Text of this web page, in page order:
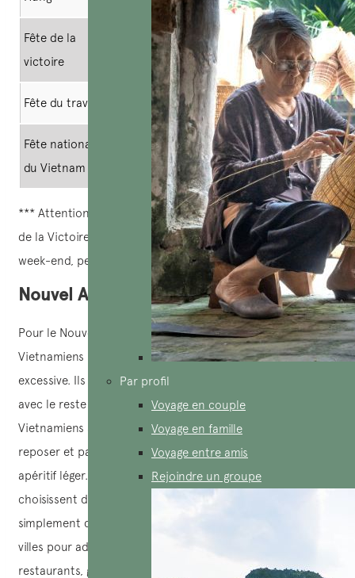
Par profil
Voyage en couple
Voyage en famille
Voyage entre amis
Rejoindre un groupe
Fête de la
victoire
30 avril 2024 30 avril 2025
Fête du travail 1er mai 2024 1er mai 2025
Fête nationale
du Vietnam
2 septembre
2 septembre 2025
*** Attention : La durée totale des vacances pour la Fête
de la Victoire et la Fête du Travail, y compris les jours de
week-end, peut atteindre jusqu’à 4-5 jours.
Nouvel An international
Pour le Nouvel An du calendrier grégorien, le 1er janvier, les
Vietnamiens ne lui accordent pas une importance
excessive. Ils n’ont qu’un seul jour de congé pour célébrer
avec le reste du monde. Ainsi, la plupart du temps, les
Vietnamiens se contentent de rester chez eux pour se
reposer et parfois se retrouvent entre amis pour un
apéritif léger. Si le Nouvel An tombe un week-end, certains
choisissent de voyager près de chez eux ou tout
simplement de se rendre dans les centres des grandes
villes pour admirer les feux d’artifice. Certains bars,
restaurants, grandes chaînes hôtelières internationales ou